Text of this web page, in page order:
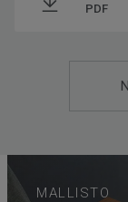
PDF
MALLISTO